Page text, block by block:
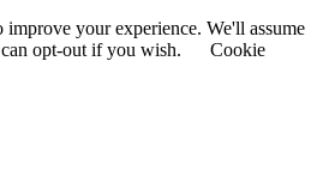
improve your experience. We'll assume
opt-out if you wish.
Cookie